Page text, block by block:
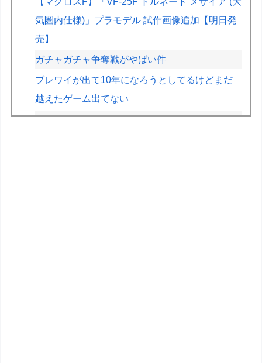
気圏内仕様)」プラモデル 試作画像追加【明日発
売】
ガチャガチャ争奪戦がやばい件
ブレワイが出て10年になろうとしてるけどまだ
越えたゲーム出てない
中国製ルーター20機種にバックドア 外部から